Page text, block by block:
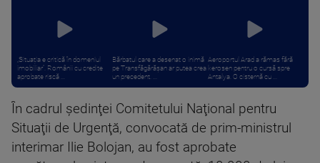
„Situația e critică în domeniul
imobiliar”. Românii cu credite
aprobate riscă ...
Bărbatul care a desenat o inimă
pe Transfăgărășan ar putea crea
un precedent. ...
Aeroportul Arad a rămas fără
kerosen pentru o cursă spre
Antalya. O cisternă cu ...
În cadrul şedinţei Comitetului Naţional pentru
Situaţii de Urgenţă, convocată de prim-ministrul
interimar Ilie Bolojan, au fost aprobate